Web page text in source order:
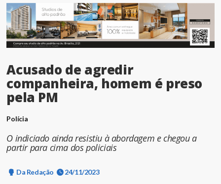
Acusado de agredir
companheira, homem é preso
pela PM
Polícia
O indiciado ainda resistiu à abordagem e chegou a
partir para cima dos policiais
Da Redação 24/11/2023